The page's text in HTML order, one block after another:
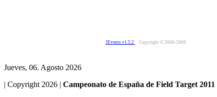
JEvents v1.5.2 Copyright © 2006-2009
Jueves, 06. Agosto 2026
| Copyright 2026 | Campeonato de España de Field Target 2011